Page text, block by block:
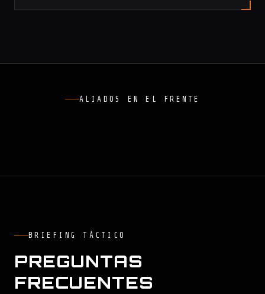
ALIADOS EN EL FRENTE
BRIEFING TÁCTICO
PREGUNTAS
FRECUENTES